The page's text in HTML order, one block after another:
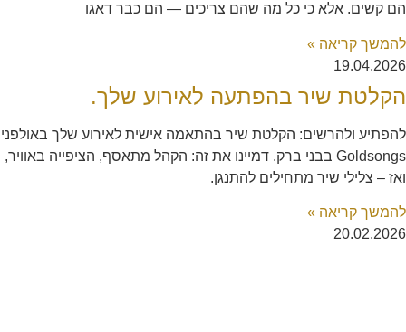
הם קשים. אלא כי כל מה שהם צריכים — הם כבר דאגו
להמשך קריאה »
19.04.2026
הקלטת שיר בהפתעה לאירוע שלך.
להפתיע ולהרשים: הקלטת שיר בהתאמה אישית לאירוע שלך באולפני
Goldsongs בבני ברק. דמיינו את זה: הקהל מתאסף, הציפייה באוויר,
ואז – צלילי שיר מתחילים להתנגן.
להמשך קריאה »
20.02.2026